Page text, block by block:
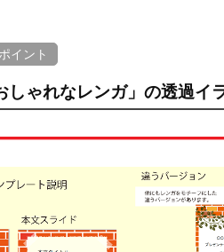
イント
ゃれなレンガ」の透過イ